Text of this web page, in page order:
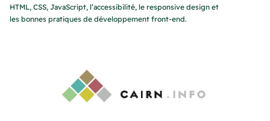
HTML, CSS, JavaScript, l’accessibilité, le responsive design et
les bonnes pratiques de développement front-end.